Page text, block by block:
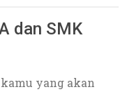
dan SMK
yang akan